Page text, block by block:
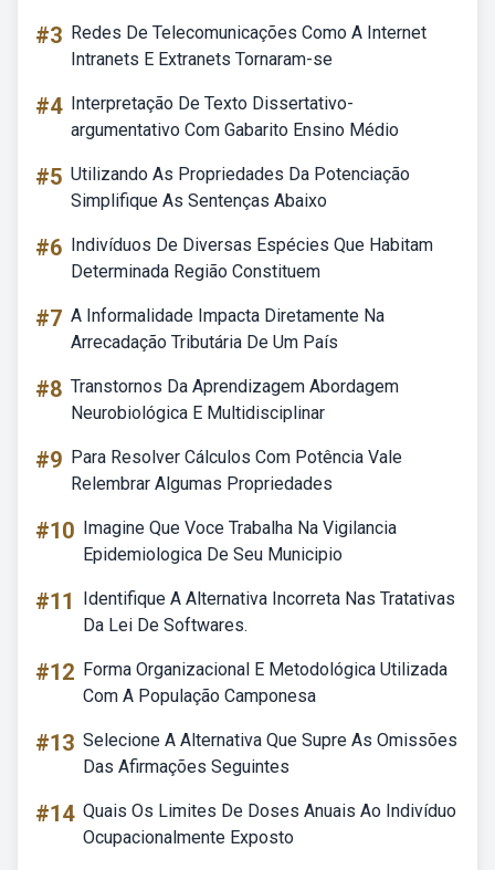
#3 Redes De Telecomunicações Como A Internet
Intranets E Extranets Tornaram-se
#4 Interpretação De Texto Dissertativo-
argumentativo Com Gabarito Ensino Médio
#5 Utilizando As Propriedades Da Potenciação
Simplifique As Sentenças Abaixo
#6 Indivíduos De Diversas Espécies Que Habitam
Determinada Região Constituem
#7 A Informalidade Impacta Diretamente Na
Arrecadação Tributária De Um País
#8 Transtornos Da Aprendizagem Abordagem
Neurobiológica E Multidisciplinar
#9 Para Resolver Cálculos Com Potência Vale
Relembrar Algumas Propriedades
#10 Imagine Que Voce Trabalha Na Vigilancia
Epidemiologica De Seu Municipio
#11
Identifique A Alternativa Incorreta Nas Tratativas
Da Lei De Softwares.
#12 Forma Organizacional E Metodológica Utilizada
Com A População Camponesa
#13 Selecione A Alternativa Que Supre As Omissões
Das Afirmações Seguintes
#14 Quais Os Limites De Doses Anuais Ao Indivíduo
Ocupacionalmente Exposto